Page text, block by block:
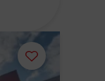
Ajouter